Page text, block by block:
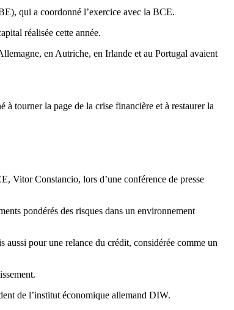
qui a coordonné l’exercice avec la BCE.
réalisée cette année.
en Autriche, en Irlande et au Portugal avaient
à tourner la page de la crise financière et à restaurer la
Vitor Constancio, lors d’une conférence de presse
pondérés des risques dans un environnement
pour une relance du crédit, considérée comme un
de l’institut économique allemand DIW.